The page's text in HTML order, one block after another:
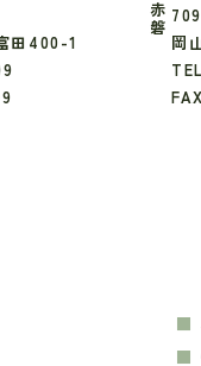
田400-1
赤磐
岡